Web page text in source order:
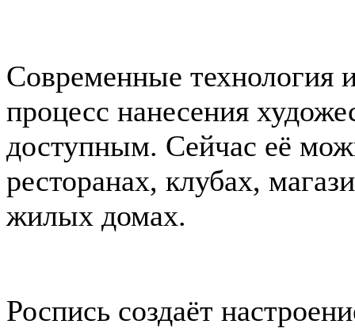
Современные технология
процесс нанесения
доступным. Сейчас её
ресторанах, клубах,
жилых домах.
Роспись создаёт